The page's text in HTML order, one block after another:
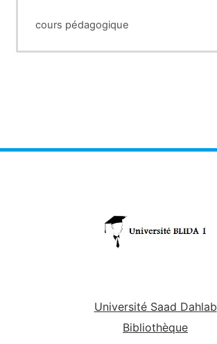
cours pédagogique
Université Saad Dahlab
Bibliothèque